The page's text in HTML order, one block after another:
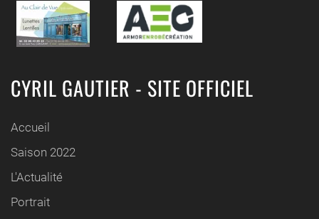
CYRIL GAUTIER - SITE OFFICIEL
Accueil
Saison 2022
L'Actualité
Portrait